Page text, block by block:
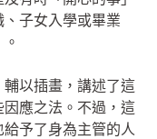
子女入學或畢業
以插畫，講述了這
應之法。不過，這
予了身為主管的人